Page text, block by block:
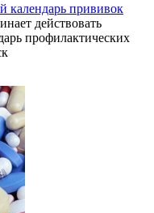
календарь прививок
действовать
профилактических